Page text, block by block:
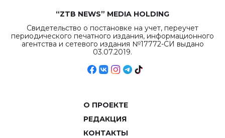
“ZTB NEWS” MEDIA HOLDING
Свидетельство о постановке на учет, переучет
периодического печатного издания, информационного
агентства и сетевого издания №17772-СИ выдано
03.07.2019.
О ПРОЕКТЕ
РЕДАКЦИЯ
КОНТАКТЫ